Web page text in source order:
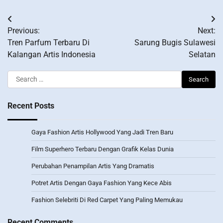
Post
navigation
Previous:
Tren Parfum Terbaru Di
Kalangan Artis Indonesia
Next:
Sarung Bugis Sulawesi
Selatan
Search
for:
Recent Posts
Gaya Fashion Artis Hollywood Yang Jadi Tren Baru
Film Superhero Terbaru Dengan Grafik Kelas Dunia
Perubahan Penampilan Artis Yang Dramatis
Potret Artis Dengan Gaya Fashion Yang Kece Abis
Fashion Selebriti Di Red Carpet Yang Paling Memukau